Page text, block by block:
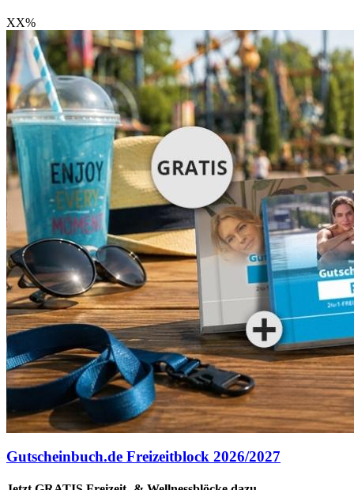
XX%
Gutscheinbuch.de Freizeitblock 2026/2027